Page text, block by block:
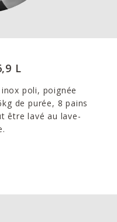
L
poli, poignée
de purée, 8 pains
être lavé au lave-